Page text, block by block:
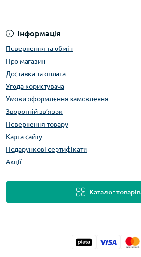
Інформація
Повернення та обмін
Про магазин
Доставка та оплата
Угода користувача
Умови оформлення замовлення
Зворотній зв’язок
Повернення товару
Карта сайту
Подарункові сертифікати
Акції
Каталог товарів